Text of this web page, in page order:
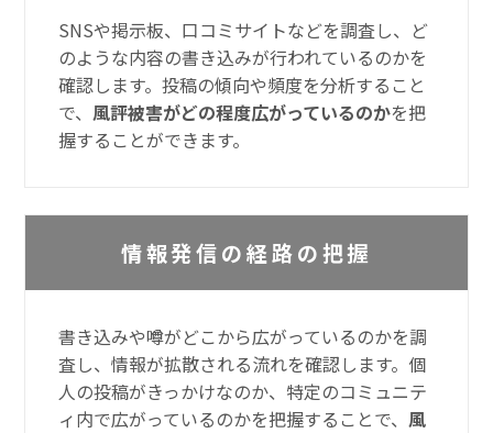
SNSや掲示板、口コミサイトなどを調査し、ど
のような内容の書き込みが行われているのかを
確認します。投稿の傾向や頻度を分析すること
で、 風評被害がどの程度広がっているのかを把
握することができます。
情報発信の経路の把握
書き込みや噂がどこから広がっているのかを調
査し、情報が拡散される流れを確認します。個
人の投稿がきっかけなのか、特定のコミュニテ
ィ内で広がっているのかを把握することで、 風